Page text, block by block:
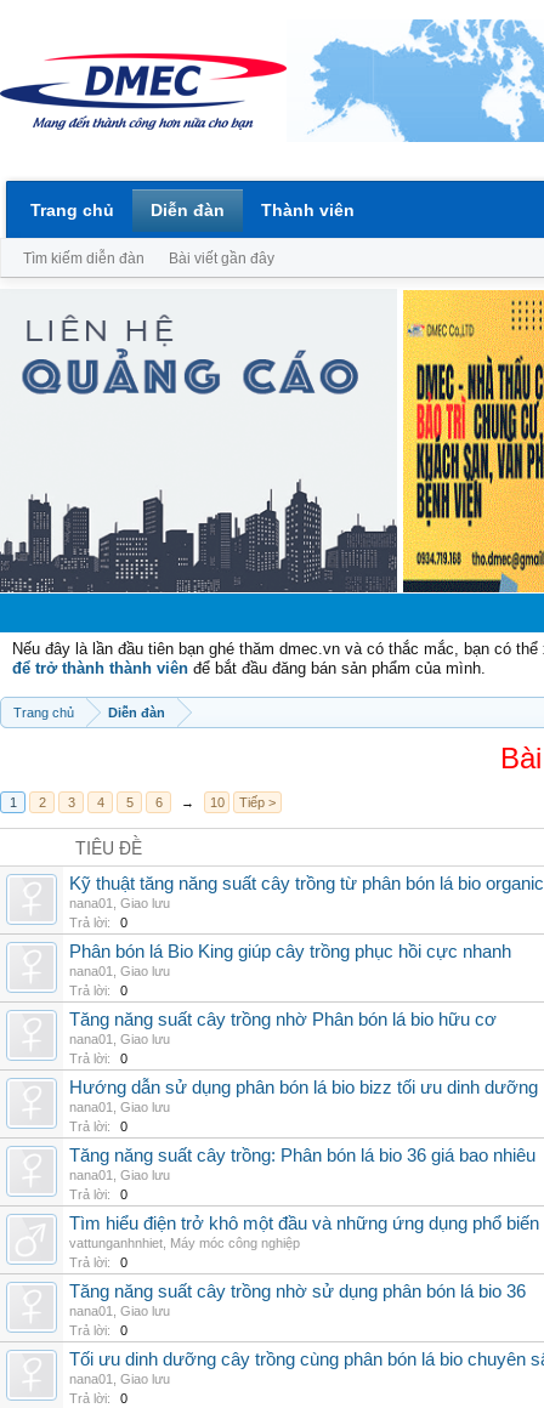
Nếu đây là lần đầu tiên bạn ghé thăm dmec.vn và có thắc mắc, bạn có
để trở thành thành viên để bắt đầu đăng bán sản phẩm của mình.
Trang chủ Diễn đàn
1 2 3 4 5 6 → 10 Tiếp >
TIÊU ĐỀ
Kỹ thuật tăng năng suất cây trồng từ phân bón lá bio organic
nana01
Giao lưu
Trả lời:
0
Phân bón lá Bio King giúp cây trồng phục hồi cực nhanh
nana01
Giao lưu
Trả lời:
0
Tăng năng suất cây trồng nhờ Phân bón lá bio hữu cơ
nana01
Giao lưu
Trả lời:
0
Hướng dẫn sử dụng phân bón lá bio bizz tối ưu dinh dưỡng
nana01
Giao lưu
Trả lời:
0
Tăng năng suất cây trồng: Phân bón lá bio 36 giá bao nhiêu
nana01
Giao lưu
Trả lời:
0
Tìm hiểu điện trở khô một đầu và những ứng dụng phổ
vattunganhnhiet Máy móc công nghiệp
Trả lời:
0
Tăng năng suất cây trồng nhờ sử dụng phân bón lá bio 36
nana01
Giao lưu
Trả lời:
0
Tối ưu dinh dưỡng cây trồng cùng phân bón lá bio chuyên
nana01
Giao lưu
Trả lời:
0
Trang chủ Diễn đàn
Tìm kiếm diễn đàn Bài viết gần đây
Thành viên